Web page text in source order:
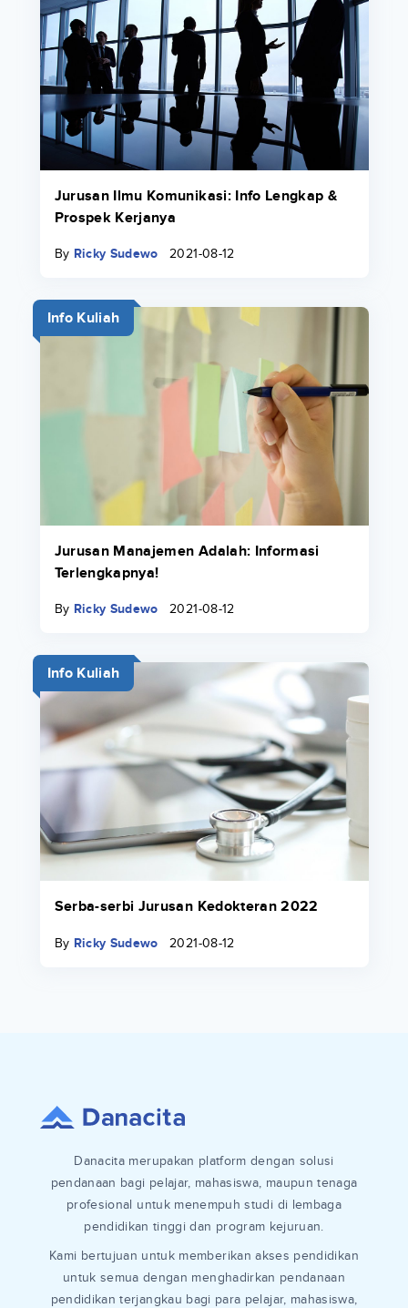
Jurusan Ilmu Komunikasi: Info Lengkap &
Prospek Kerjanya
By Ricky Sudewo 2021-08-12
Info Kuliah
Jurusan Manajemen Adalah: Informasi
Terlengkapnya!
By Ricky Sudewo 2021-08-12
Info Kuliah
Serba-serbi Jurusan Kedokteran 2022
By Ricky Sudewo 2021-08-12
Danacita merupakan platform dengan solusi
pendanaan bagi pelajar, mahasiswa, maupun tenaga
profesional untuk menempuh studi di lembaga
pendidikan tinggi dan program kejuruan.
Kami bertujuan untuk memberikan akses pendidikan
untuk semua dengan menghadirkan pendanaan
pendidikan terjangkau bagi para pelajar, mahasiswa,